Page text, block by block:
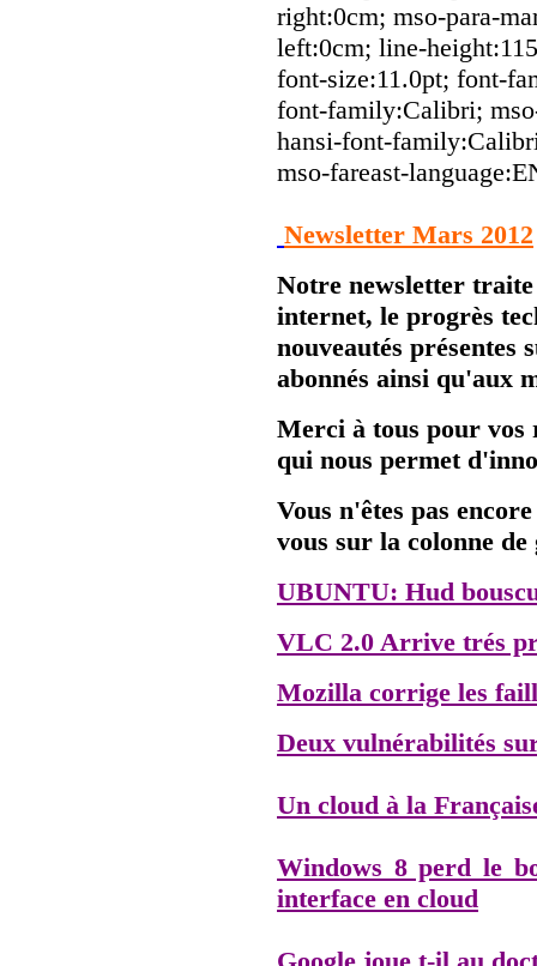
right:0cm; mso-para-
left:0cm; line-
font-size:11.0pt; font-
font-family:Calibri;
hansi-font-
mso-fareast-
Newsletter Mars 2012
Notre newsletter
internet, le progrès
nouveautés présentes
abonnés ainsi qu'aux
Merci à tous pour vos
qui nous permet
Vous n'êtes pas
vous sur la colonne de
UBUNTU: Hud
VLC 2.0 Arrive trés
Mozilla corrige les
Deux vulnérabilités
Un cloud à la
Windows 8 perd le
interface en cloud